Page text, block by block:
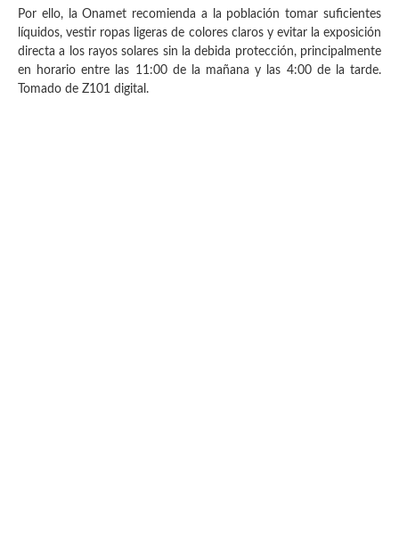
Por ello, la Onamet recomienda a la población tomar suficientes
líquidos, vestir ropas ligeras de colores claros y evitar la exposición
directa a los rayos solares sin la debida protección, principalmente
en horario entre las 11:00 de la mañana y las 4:00 de la tarde.
Tomado de Z101 digital.